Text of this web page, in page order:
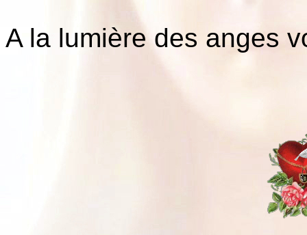
A la lumière des anges